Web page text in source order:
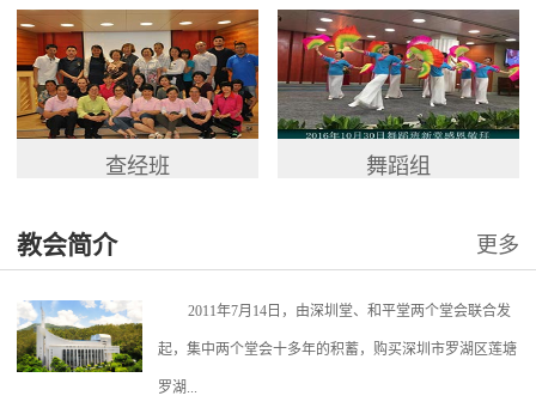
查经班 舞蹈组
教会简介 更多
2011年7月14日，由深圳堂、和平堂两个堂会联合发
起，集中两个堂会十多年的积蓄，购买深圳市罗湖区莲塘
罗湖...